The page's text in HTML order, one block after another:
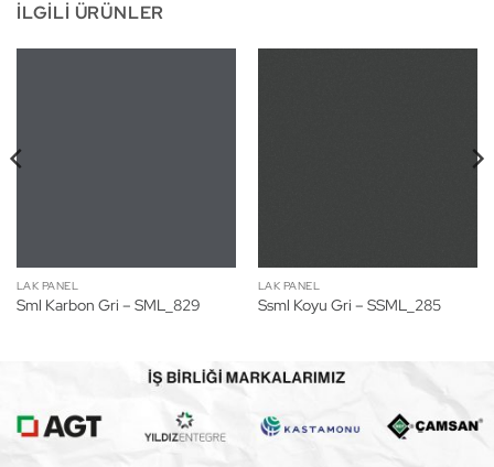
İLGILI ÜRÜNLER
LAK PANEL
Sml Karbon Gri – SML_829
LAK PANEL
Ssml Koyu Gri – SSML_285